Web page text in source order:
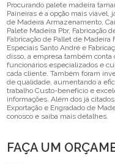
Procurando palete madeira
Paineiras é a opção mais viável,
de Madeira Armazenamento,
Palete Madeira Pbr, Fabricação
Fabricação de Pallet de Madeira
Especiais Santo André e
disso, a empresa também
funcionários especializados e
cada cliente. Também foram
de qualidade, aumentando a
trabalho Custo-benefício e
informações. Além dos já
Exportação e Engradado de
conosco e saiba mais detalhes.
FAÇA UM